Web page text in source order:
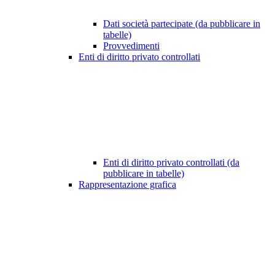
Dati società partecipate (da pubblicare in
tabelle)
Provvedimenti
Enti di diritto privato controllati
Enti di diritto privato controllati (da
pubblicare in tabelle)
Rappresentazione grafica